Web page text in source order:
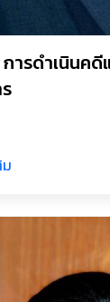
ารดำเนินคดี